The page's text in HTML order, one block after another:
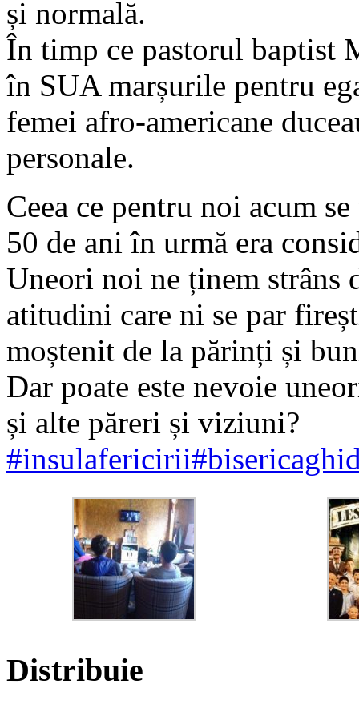
și normală.
În timp ce pastorul baptist
în SUA marșurile pentru
femei afro-americane
personale.
Ceea ce pentru noi acum
50 de ani în urmă era
Uneori noi ne ținem
atitudini care ni se par
moștenit de la părinți și
Dar poate este nevoie
și alte păreri și viziuni?
#insulafericirii#
Distribuie